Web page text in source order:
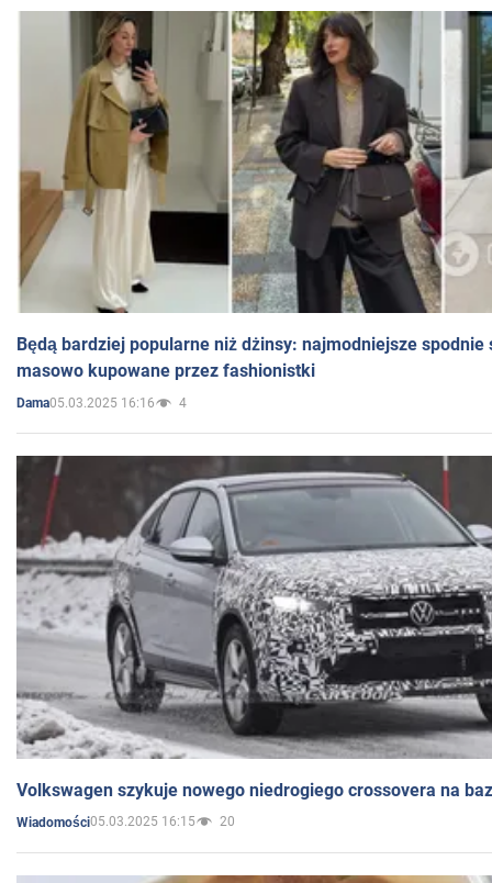
Będą bardziej popularne niż dżinsy: najmodniejsze spodnie
masowo kupowane przez fashionistki
Dama05.03.2025 16:16 4
Volkswagen szykuje nowego niedrogiego crossovera na
Wiadomości05.03.2025 16:15 20